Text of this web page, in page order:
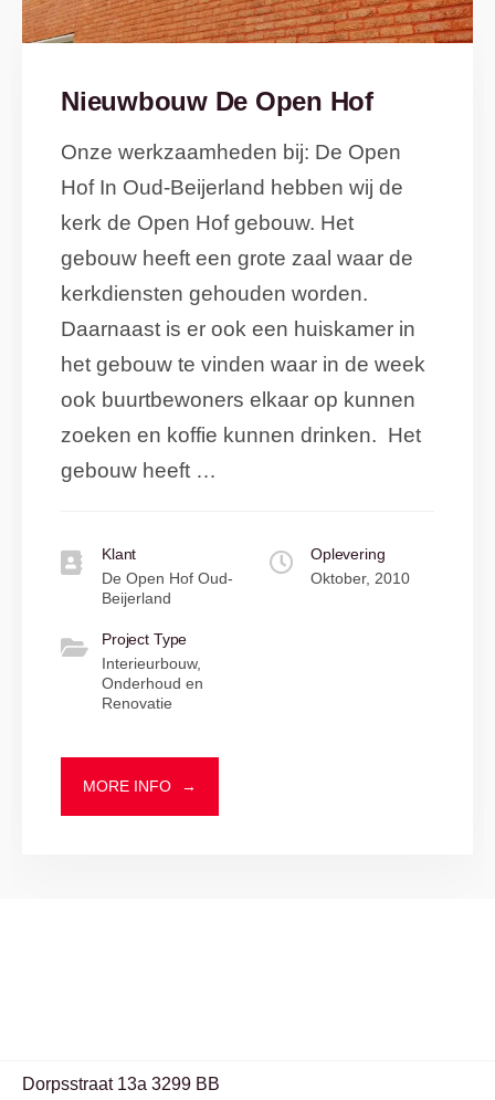
Nieuwbouw De Open Hof
Onze werkzaamheden bij: De Open
Hof In Oud-Beijerland hebben wij de
kerk de Open Hof gebouw. Het
gebouw heeft een grote zaal waar de
kerkdiensten gehouden worden.
Daarnaast is er ook een huiskamer in
het gebouw te vinden waar in de week
ook buurtbewoners elkaar op kunnen
zoeken en koffie kunnen drinken. Het
gebouw heeft …
Klant
De Open Hof Oud-
Beijerland
Oplevering
Oktober, 2010
Project Type
Interieurbouw,
Onderhoud en
Renovatie
MORE INFO →
Dorpsstraat 13a 3299 BB